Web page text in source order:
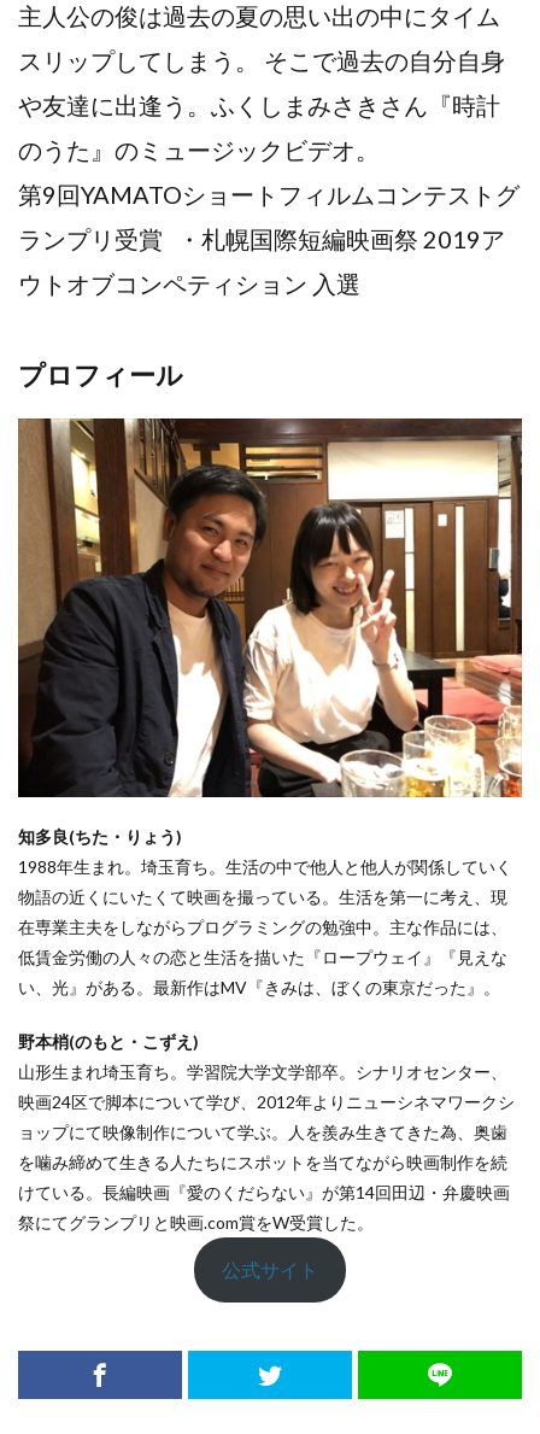
主人公の俊は過去の夏の思い出の中にタイム
スリップしてしまう。 そこで過去の自分自身
や友達に出逢う。ふくしまみさきさん『時計
のうた』のミュージックビデオ。
第9回YAMATOショートフィルムコンテストグ
ランプリ受賞 ・札幌国際短編映画祭 2019ア
ウトオブコンペティション 入選
プロフィール
知多良(ちた・りょう)
1988年生まれ。埼玉育ち。生活の中で他人と他人が関係していく
物語の近くにいたくて映画を撮っている。生活を第一に考え、現
在専業主夫をしながらプログラミングの勉強中。主な作品には、
低賃金労働の人々の恋と生活を描いた『ロープウェイ』『見えな
い、光』がある。最新作はMV『きみは、ぼくの東京だった』。
野本梢(のもと・こずえ)
山形生まれ埼玉育ち。学習院大学文学部卒。シナリオセンター、
映画24区で脚本について学び、2012年よりニューシネマワークシ
ョップにて映像制作について学ぶ。人を羨み生きてきた為、奥歯
を噛み締めて生きる人たちにスポットを当てながら映画制作を続
けている。長編映画『愛のくだらない』が第14回田辺・弁慶映画
祭にてグランプリと映画.com賞をW受賞した。
公式サイト